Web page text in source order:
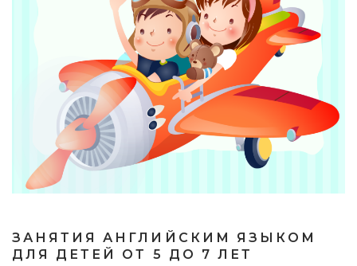
ЗАНЯТИЯ АНГЛИЙСКИМ ЯЗЫКОМ
ДЛЯ ДЕТЕЙ ОТ 5 ДО 7 ЛЕТ